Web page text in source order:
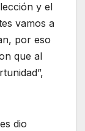
y el
vamos a
por eso
que al
dio